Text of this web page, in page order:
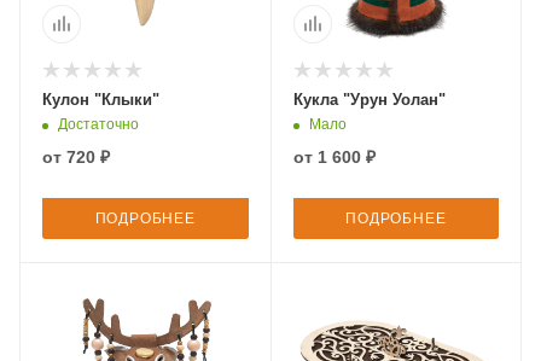
Кулон "Клыки"
Достаточно
от 720 ₽
ПОДРОБНЕЕ
Кукла "Урун Уолан"
Мало
от 1 600 ₽
ПОДРОБНЕЕ